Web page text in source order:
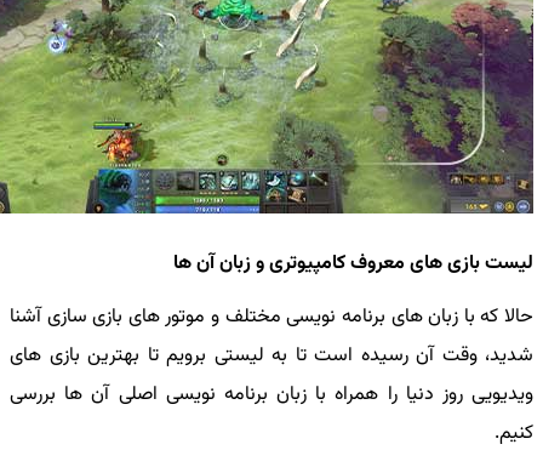
لیست بازی های معروف کامپیوتری و زبان آن ها
حالا که با زبان های برنامه نویسی مختلف و موتور های بازی سازی آشنا
شدید، وقت آن رسیده است تا به لیستی برویم تا بهترین بازی های
ویدیویی روز دنیا را همراه با زبان برنامه نویسی اصلی آن ها بررسی
کنیم.